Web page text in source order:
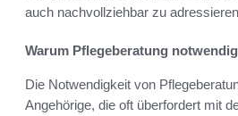
auch nachvollziehbar zu
Warum Pflegeberatung
Die Notwendigkeit von
Angehörige, die oft überfordert mit